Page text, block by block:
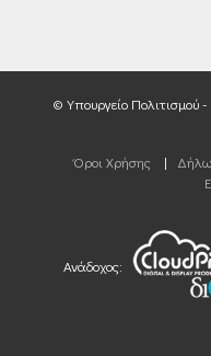
© Υπουργείο Πολιτισμού
Όροι Χρήσης
|
Ανάδοχος: